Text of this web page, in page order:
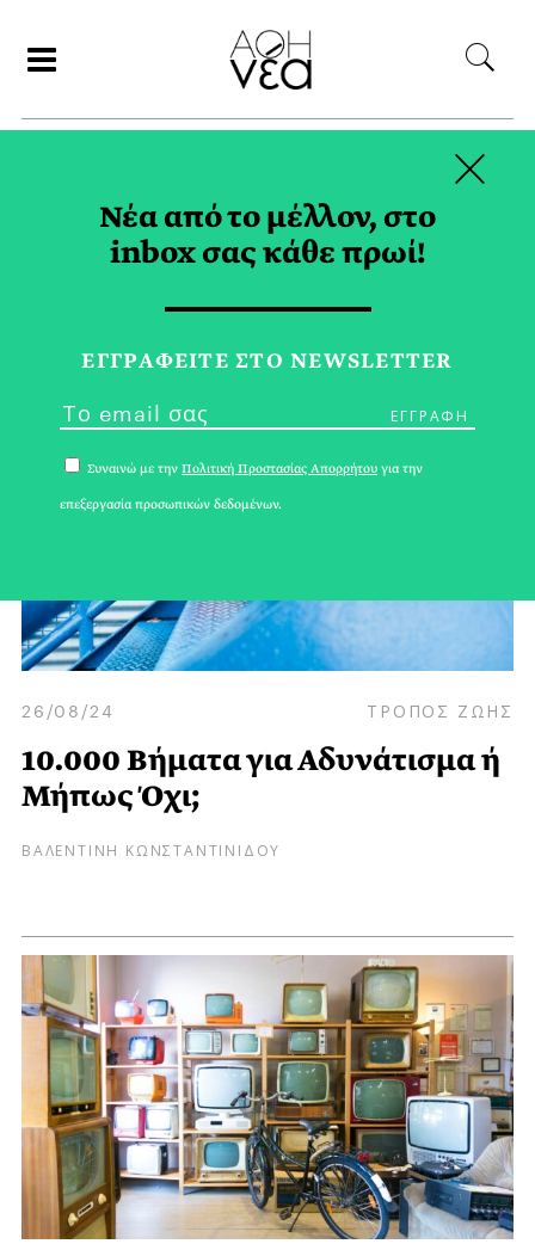
EDITOR PICK TAG
26/08/24 ΤΡΟΠΟΣ ΖΩΗΣ
10.000 Βήματα για Αδυνάτισμα ή
Μήπως Όχι;
ΒΑΛΕΝΤΙΝΗ ΚΩΝΣΤΑΝΤΙΝΙΔΟΥ
Νέα από το μέλλον, στο
inbox σας κάθε πρωί!
ΕΓΓPΑΦΕΙΤΕ ΣΤΟ NEWSLETTER
Συναινώ με την Πολιτική Προστασίας Απορρήτου για την
επεξεργασία προσωπικών δεδομένων.
×